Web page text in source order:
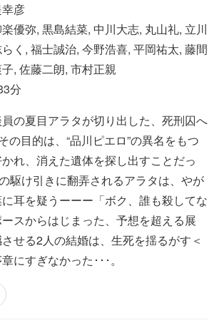
彦
優弥, 黒島結菜, 中川大志, 丸山礼, 立川
く, 福士誠治, 今野浩喜, 平岡祐太, 藤間
, 佐藤二朗, 市村正親
分
の夏目アラタが切り出した、死刑囚へ
の目的は、“品川ピエロ”の異名をもつ
れ、消えた遺体を探し出すことだっ
駆け引きに翻弄されるアラタは、やが
耳を疑うーーー「ボク、誰も殺してな
スからはじまった、予想を超える展
せる2人の結婚は、生死を揺るがす＜
にすぎなかった･･･。